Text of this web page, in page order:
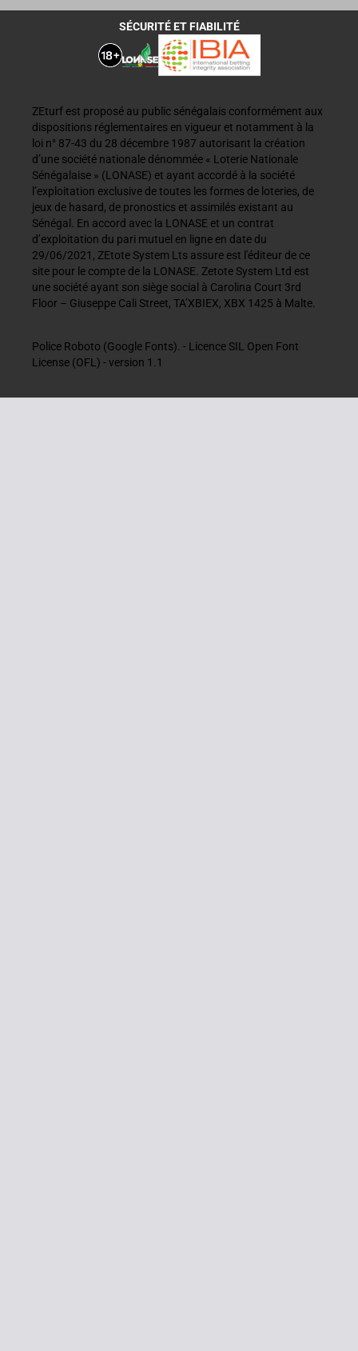
SÉCURITÉ ET FIABILITÉ
ZEturf est proposé au public sénégalais conformément aux
dispositions réglementaires en vigueur et notamment à la
loi n° 87-43 du 28 décembre 1987 autorisant la création
d’une société nationale dénommée « Loterie Nationale
Sénégalaise » (LONASE) et ayant accordé à la société
l’exploitation exclusive de toutes les formes de loteries, de
jeux de hasard, de pronostics et assimilés existant au
Sénégal. En accord avec la LONASE et un contrat
d’exploitation du pari mutuel en ligne en date du
29/06/2021, ZEtote System Lts assure est l'éditeur de ce
site pour le compte de la LONASE. Zetote System Ltd est
une société ayant son siège social à Carolina Court 3rd
Floor – Giuseppe Cali Street, TA’XBIEX, XBX 1425 à Malte.
Police Roboto (Google Fonts). - Licence SIL Open Font
License (OFL) - version 1.1